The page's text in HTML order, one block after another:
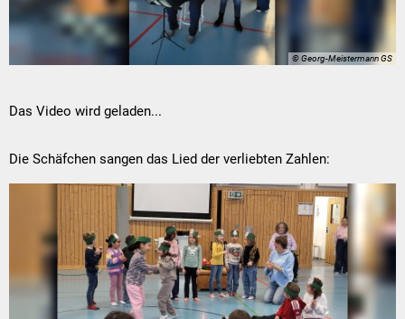
© Georg-Meistermann GS
Das Video wird geladen...
Die Schäfchen sangen das Lied der verliebten Zahlen: